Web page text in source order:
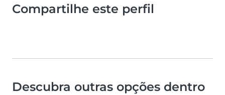
Compartilhe este perfil
Descubra outras opções dentro